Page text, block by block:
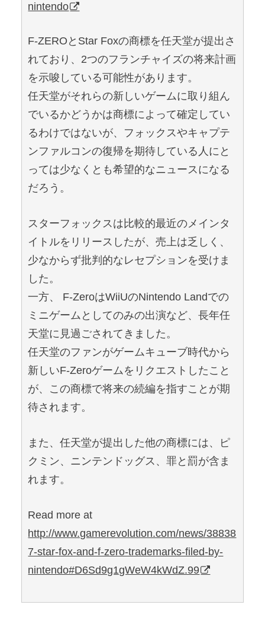
nintendo
F-ZEROとStar Foxの商標を任天堂が提出さ
れており、2つのフランチャイズの将来計画
を示唆している可能性があります。
任天堂がそれらの新しいゲームに取り組ん
でいるかどうかは商標によって確定してい
るわけではないが、フォックスやキャプテ
ンファルコンの復帰を期待している人にと
っては少なくとも希望的なニュースになる
だろう。
スターフォックスは比較的最近のメインタ
イトルをリリースしたが、売上は乏しく、
少なからず批判的なレセプションを受けま
した。
一方、 F-ZeroはWiiUのNintendo Landでの
ミニゲームとしてのみの出演など、長年任
天堂に見過ごされてきました。
任天堂のファンがゲームキューブ時代から
新しいF-Zeroゲームをリクエストしたこと
が、この商標で将来の続編を指すことが期
待されます。
また、任天堂が提出した他の商標には、ピ
クミン、ニンテンドッグス、罪と罰が含ま
れます。
Read more at
http://www.gamerevolution.com/news/38838
7-star-fox-and-f-zero-trademarks-filed-by-
nintendo#D6Sd9g1gWeW4kWdZ.99